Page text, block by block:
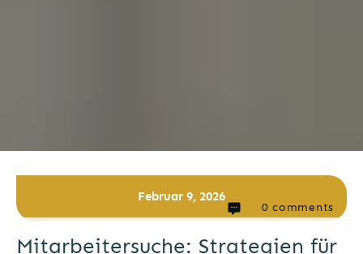
Februar 9, 2026
0 comments
Mitarbeitersuche: Strategien für